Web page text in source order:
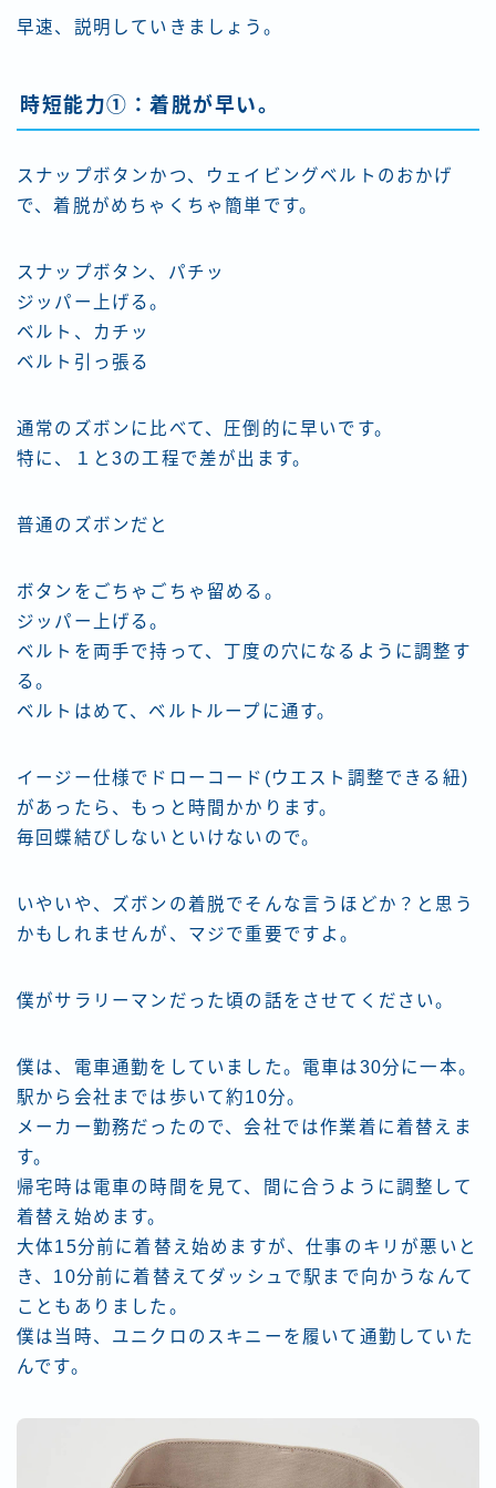
早速、説明していきましょう。
時短能力①：着脱が早い。
スナップボタンかつ、ウェイビングベルトのおかげ
で、着脱がめちゃくちゃ簡単です。
スナップボタン、パチッ
ジッパー上げる。
ベルト、カチッ
ベルト引っ張る
通常のズボンに比べて、圧倒的に早いです。
特に、１と3の工程で差が出ます。
普通のズボンだと
ボタンをごちゃごちゃ留める。
ジッパー上げる。
ベルトを両手で持って、丁度の穴になるように調整す
る。
ベルトはめて、ベルトループに通す。
イージー仕様でドローコード(ウエスト調整できる紐)
があったら、もっと時間かかります。
毎回蝶結びしないといけないので。
いやいや、ズボンの着脱でそんな言うほどか？と思う
かもしれませんが、マジで重要ですよ。
僕がサラリーマンだった頃の話をさせてください。
僕は、電車通勤をしていました。電車は30分に一本。
駅から会社までは歩いて約10分。
メーカー勤務だったので、会社では作業着に着替えま
す。
帰宅時は電車の時間を見て、間に合うように調整して
着替え始めます。
大体15分前に着替え始めますが、仕事のキリが悪いと
き、10分前に着替えてダッシュで駅まで向かうなんて
こともありました。
僕は当時、ユニクロのスキニーを履いて通勤していた
んです。